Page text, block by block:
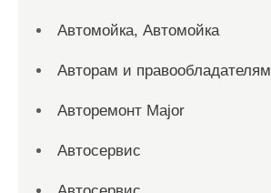
Автомойка, Автомойка
Авторам и правообладателям
Авторемонт Major
Автосервис